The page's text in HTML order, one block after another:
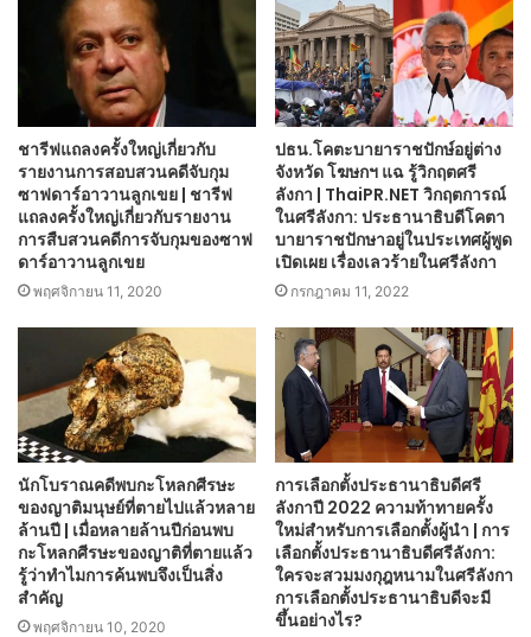
ชารีฟแถลงครั้งใหญ่เกี่ยวกับ
รายงานการสอบสวนคดีจับกุม
ซาฟดาร์อาวานลูกเขย | ชารีฟ
แถลงครั้งใหญ่เกี่ยวกับรายงาน
การสืบสวนคดีการจับกุมของซาฟ
ดาร์อาวานลูกเขย
พฤศจิกายน 11, 2020
ปธน.โคตะบายาราชปักษ์อยู่ต่าง
จังหวัด โฆษกฯ แฉ รู้วิกฤตศรี
ลังกา | ThaiPR.NET วิกฤตการณ์
ในศรีลังกา: ประธานาธิบดีโคตา
บายาราชปักษาอยู่ในประเทศผู้พูด
เปิดเผย เรื่องเลวร้ายในศรีลังกา
กรกฎาคม 11, 2022
นักโบราณคดีพบกะโหลกศีรษะ
ของญาติมนุษย์ที่ตายไปแล้วหลาย
ล้านปี | เมื่อหลายล้านปีก่อนพบ
กะโหลกศีรษะของญาติที่ตายแล้ว
รู้ว่าทำไมการค้นพบจึงเป็นสิ่ง
สำคัญ
พฤศจิกายน 10, 2020
การเลือกตั้งประธานาธิบดีศรี
ลังกาปี 2022 ความท้าทายครั้ง
ใหม่สำหรับการเลือกตั้งผู้นำ | การ
เลือกตั้งประธานาธิบดีศรีลังกา:
ใครจะสวมมงกุฎหนามในศรีลังกา
การเลือกตั้งประธานาธิบดีจะมี
ขึ้นอย่างไร?